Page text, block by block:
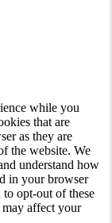
while you
that are
as they are
the website. We
understand how
in your browser
opt-out of these
affect your